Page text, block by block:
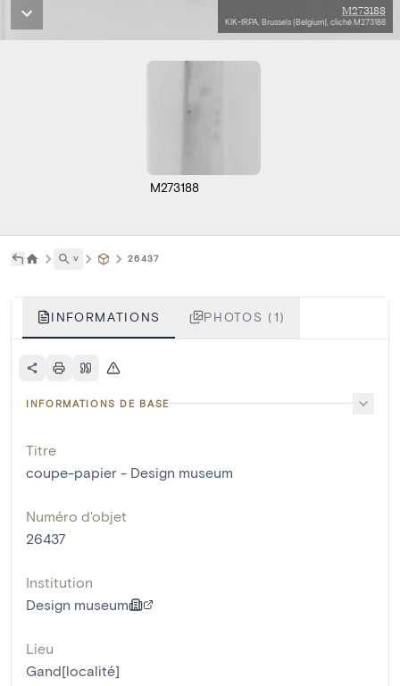
M273188
KIK-IRPA, Brussels (Belgium), cliché M273188
M273188
˅ 26437
INFORMATIONS PHOTOS (1)
INFORMATIONS DE BASE
Titre
coupe-papier - Design museum
Numéro d'objet
26437
Institution
Design museum
Lieu
Gand[localité]